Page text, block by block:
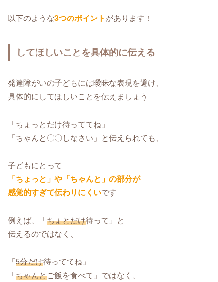
以下のような3つのポイント があります！
してほしいことを具体的に伝える
発達障がいの子どもには曖昧な表現を避け、
具体的にしてほしいことを伝えましょう
「ちょっとだけ待っててね」
「ちゃんと〇〇しなさい」と伝えられても、
子どもにとって
「 ちょっと」や「ちゃんと」の部分が
感覚的すぎて伝わりにくいです
例えば、「 ちょとだけ待って」と
伝えるのではなく、
「 5分だけ待っててね」
「 ちゃんとご飯を食べて」ではなく、